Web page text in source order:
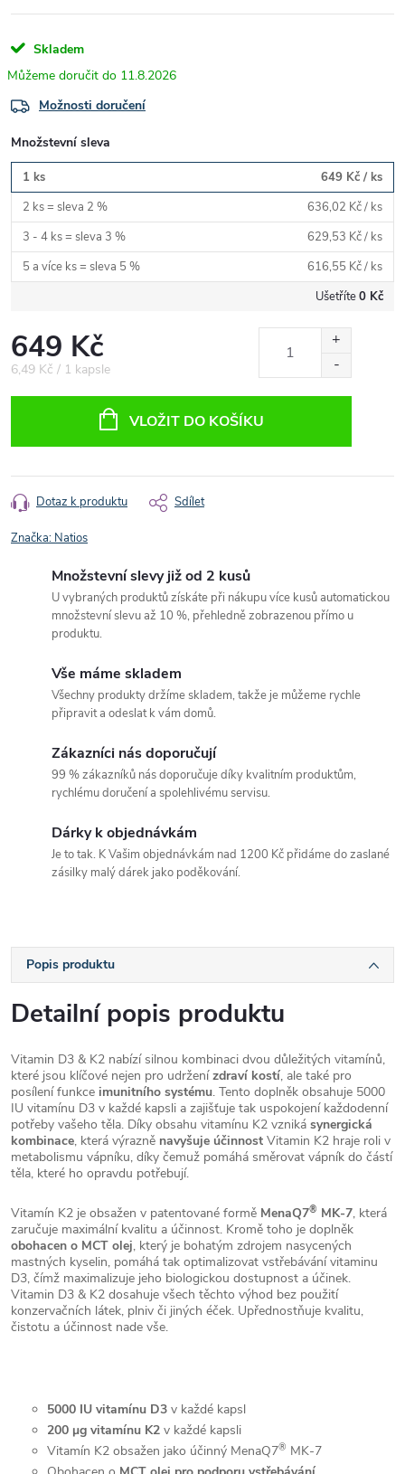
Skladem
11.8.2026
Možnosti doručení
Množstevní sleva
1 ks 649 Kč / ks
2 ks = sleva 2 %
636,02 Kč/ ks
3 - 4 ks = sleva 3 %
629,53 Kč/ ks
5 a více ks = sleva 5 %
616,55 Kč/ ks
Ušetříte0 Kč
649 Kč
Měrná
6,49 Kč / 1 kapsle
VLOŽIT DO KOŠÍKU
Dotaz k produktu Sdílet
Značka: Natios
Množstevní slevy již od 2 kusů
U vybraných produktů získáte při nákupu více kusů automatickou
množstevní slevu až 10 %, přehledně zobrazenou přímo u
produktu.
Vše máme skladem
Všechny produkty držíme skladem, takže je můžeme rychle
připravit a odeslat k vám domů.
Zákazníci nás doporučují
99 % zákazníků nás doporučuje díky kvalitním produktům,
rychlému doručení a spolehlivému servisu.
Dárky k objednávkám
Je to tak. K Vašim objednávkám nad 1200 Kč přidáme do zaslané
zásilky malý dárek jako poděkování.
Popis produktu
Detailní popis produktu
Vitamin D3 & K2 nabízí silnou kombinaci dvou důležitých vitamínů,
které jsou klíčové nejen pro udrženízdraví kostí, ale také pro
posílení funkce imunitního systému. Tento doplněk obsahuje 5000
IU vitamínu D3 v každé kapsli a zajišťuje tak uspokojení každodenní
potřeby vašeho těla. Díky obsahu vitamínu K2 vzniká synergická
kombinace, která výrazně navyšuje účinnost Vitamin K2 hraje roli v
metabolismu vápníku, díky čemuž pomáhá směrovat vápník do částí
těla, které ho opravdu potřebují.
Vitamín K2 je obsažen v patentované formě MenaQ7® MK-7, která
zaručuje maximální kvalitu a účinnost. Kromě toho je doplněk
obohacen o MCT olej, který je bohatým zdrojem nasycených
mastných kyselin, pomáhá tak optimalizovat vstřebávání vitaminu
D3, čímž maximalizuje jeho biologickou dostupnost a účinek.
Vitamin D3 & K2 dosahuje všech těchto výhod bez použití
konzervačních látek, plniv či jiných éček. Upřednostňuje kvalitu,
čistotu a účinnost nade vše.
5000 IU vitamínu D3 v každé kapsl
200 μg vitamínu K2 v každé kapsli
Vitamín K2 obsažen jako účinný MenaQ7® MK-7